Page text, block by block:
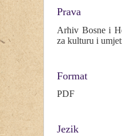
Prava
Arhiv Bosne i
za kulturu i
Format
PDF
Jezik